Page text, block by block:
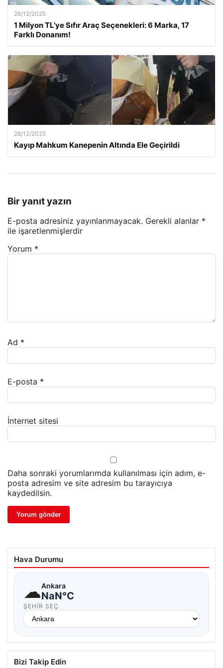
28/12/2025
1 Milyon TL’ye Sıfır Araç Seçenekleri: 6 Marka, 17
Farklı Donanım!
28/12/2025
Kayıp Mahkum Kanepenin Altında Ele Geçirildi
Bir yanıt yazın
E-posta adresiniz yayınlanmayacak. Gerekli alanlar *
ile işaretlenmişlerdir
Yorum *
Ad *
E-posta *
İnternet sitesi
Daha sonraki yorumlarımda kullanılması için adım, e-
posta adresim ve site adresim bu tarayıcıya
kaydedilsin.
Hava Durumu
☁Ankara
NaN°C
ŞEHIR SEÇ
Bizi Takip Edin